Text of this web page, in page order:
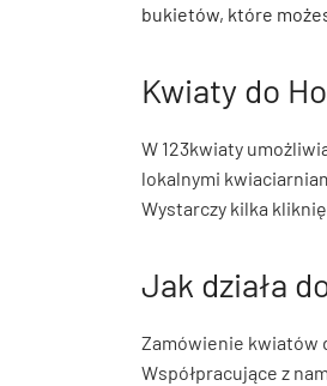
bukietów, które
Kwiaty do
W 123kwiaty
lokalnymi
Wystarczy kilka
Jak działa
Zamówienie kwiatów
Współpracujące z